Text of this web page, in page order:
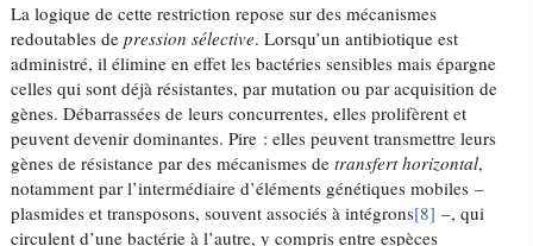
La logique de cette restriction repose sur des mécanismes
redoutables depression sélective. Lorsqu’un antibiotique est
administré, il élimine en effet les bactéries sensibles mais épargne
celles qui sont déjà résistantes, par mutation ou par acquisition de
gènes. Débarrassées de leurs concurrentes, elles prolifèrent et
peuvent devenir dominantes. Pire : elles peuvent transmettre leurs
gènes de résistance par des mécanismes detransfert horizontal,
notamment par l’intermédiaire d’éléments génétiques mobiles –
plasmides et transposons, souvent associés à intégrons[8] –, qui
circulent d’une bactérie à l’autre, y compris entre espèces